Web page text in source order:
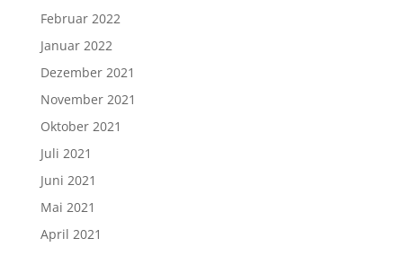
Februar 2022
Januar 2022
Dezember 2021
November 2021
Oktober 2021
Juli 2021
Juni 2021
Mai 2021
April 2021